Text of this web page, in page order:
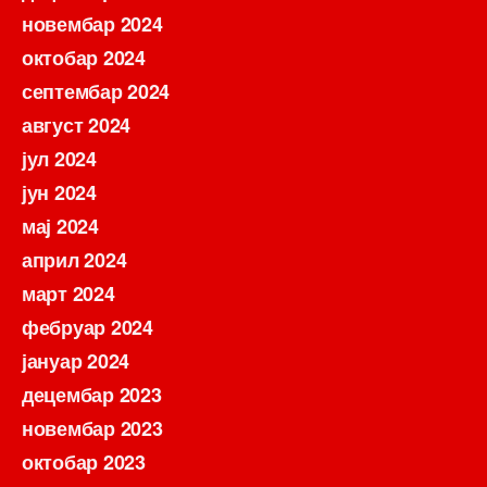
новембар 2024
октобар 2024
септембар 2024
август 2024
јул 2024
јун 2024
мај 2024
април 2024
март 2024
фебруар 2024
јануар 2024
децембар 2023
новембар 2023
октобар 2023